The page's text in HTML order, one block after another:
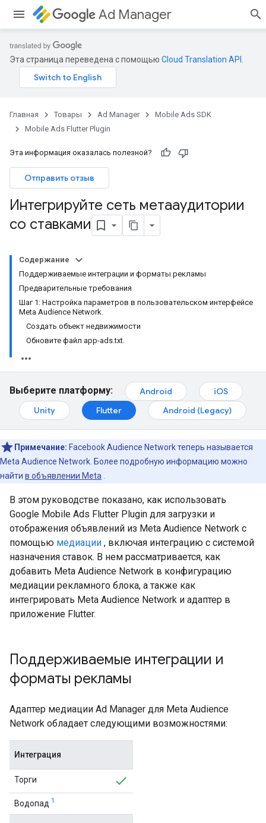
Ad Manager
Эта страница переведена с помощью Cloud Translation API
Главная Товары Ad Manager
Mobile Ads SDK
Mobile Ads Flutter Plugin
Эта информация оказалась полезной?
Отправить отзыв
Интегрируйте сеть метааудитории
со ставками
Содержание
Поддерживаемые интеграции и форматы рекламы
Предварительные требования
Шаг 1: Настройка параметров в пользовательском интерфейсе
Meta Audience Network.
Создать объект недвижимости
Обновите файл app-ads.txt.
Выберите платформу: Android
iOS
Unity
Flutter Android (Legacy)
Примечание: Facebook Audience Network теперь называется
Meta Audience Network. Более подробную информацию можно
найти в объявлении Meta
В этом руководстве показано, как использовать
Google Mobile Ads Flutter Plugin для загрузки и
отображения объявлений из Meta Audience Network с
помощью медиации , включая интеграцию с системой
назначения ставок. В нем рассматривается, как
добавить Meta Audience Network в конфигурацию
медиации рекламного блока, а также как
интегрировать Meta Audience Network и адаптер в
приложение Flutter.
Поддерживаемые интеграции и
форматы рекламы
Адаптер медиации Ad Manager для Meta Audience
Network обладает следующими возможностями:
Интеграция
Торги
Водопад 1